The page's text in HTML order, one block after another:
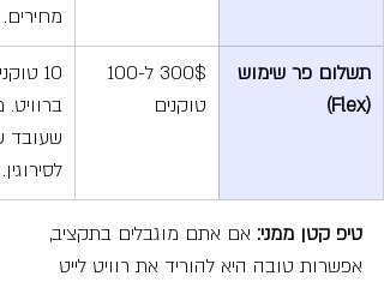
מחירים.
תשלום פר שימוש
(Flex)
טוקנים
10
שעובד
לסירוגין.
טיפ קטן ממני: אם אתם מוגבלים בתקציב,
אפשרות טובה היא להוריד את רוויט לייט